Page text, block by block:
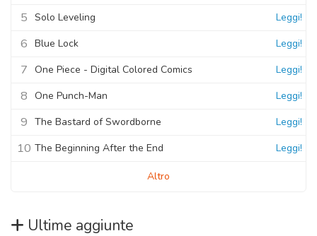
5 Solo Leveling Leggi!
6 Blue Lock Leggi!
7 One Piece - Digital Colored Comics Leggi!
8 One Punch-Man Leggi!
9 The Bastard of Swordborne Leggi!
10 The Beginning After the End Leggi!
Altro
Ultime aggiunte